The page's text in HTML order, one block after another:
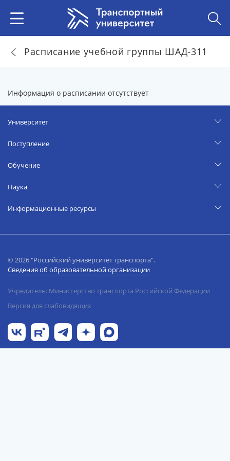
Расписание учебной группы ШАД-311
Информация о расписании отсутствует
Университет
Поступление
Обучение
Наука
Информационные ресурсы
© 2026 "Российский университет транспорта".
Сведения об образовательной организации
Учредитель: Министерство транспорта Российской Федерации
Версия для слабовидящих